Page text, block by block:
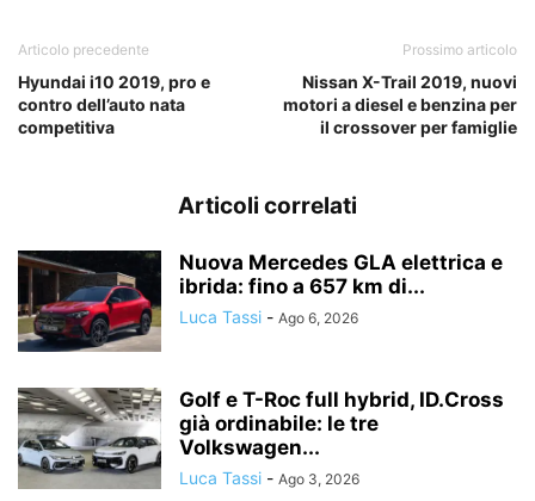
Articolo precedente
Hyundai i10 2019, pro e
contro dell’auto nata
competitiva
Prossimo articolo
Nissan X-Trail 2019, nuovi
motori a diesel e benzina per
il crossover per famiglie
Articoli correlati
Nuova Mercedes GLA elettrica e
ibrida: fino a 657 km di...
Luca Tassi - Ago 6, 2026
Golf e T-Roc full hybrid, ID.Cross
già ordinabile: le tre
Volkswagen...
Luca Tassi - Ago 3, 2026